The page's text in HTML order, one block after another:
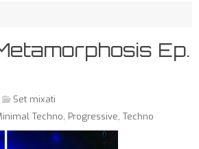
Ep.
Set mixati
Techno, Progressive, Techno